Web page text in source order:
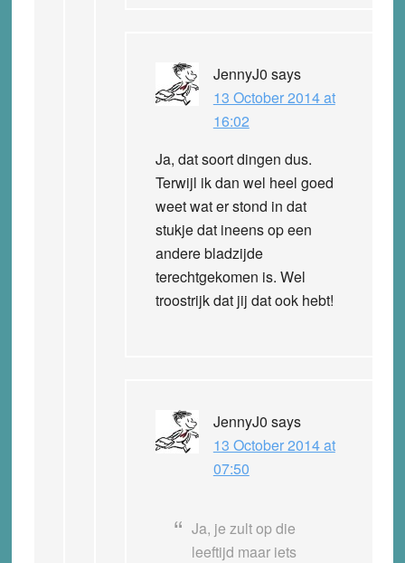
JennyJ0 says
13 October 2014 at
16:02
Ja, dat soort dingen dus.
Terwijl ik dan wel heel goed
weet wat er stond in dat
stukje dat ineens op een
andere bladzijde
terechtgekomen is. Wel
troostrijk dat jij dat ook hebt!
JennyJ0 says
13 October 2014 at
07:50
Ja, je zult op die
leeftijd maar iets